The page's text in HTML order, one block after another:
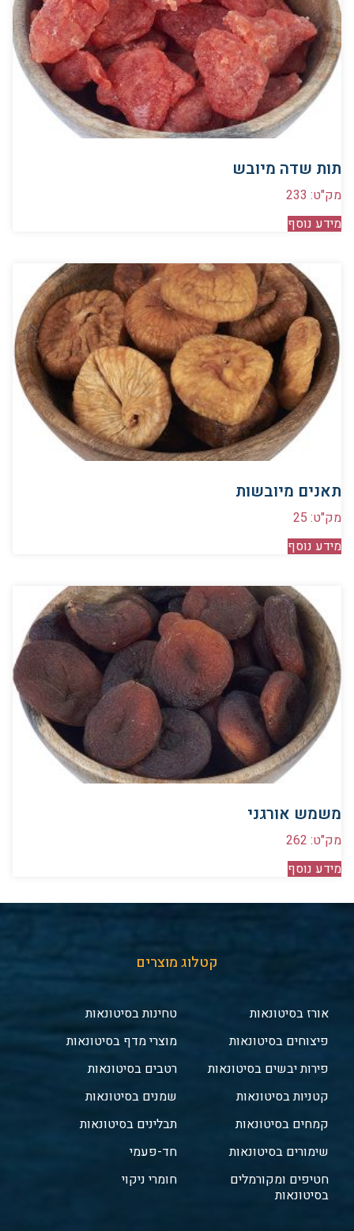
תות שדה מיובש
מק"ט: 233
מידע נוסף
תאנים מיובשות
מק"ט: 25
מידע נוסף
משמש אורגני
מק"ט: 262
מידע נוסף
קטלוג מוצרים
אורז בסיטונאות
פיצוחים בסיטונאות
פירות יבשים בסיטונאות
קטניות בסיטונאות
קמחים בסיטונאות
שימורים בסיטונאות
חטיפים ומקורמלים
בסיטונאות
טחינות בסיטונאות
מוצרי מדף בסיטונאות
רטבים בסיטונאות
שמנים בסיטונאות
תבלינים בסיטונאות
חד-פעמי
חומרי ניקוי